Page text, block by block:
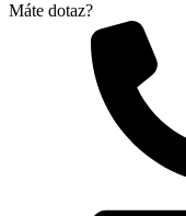
Máte dotaz?